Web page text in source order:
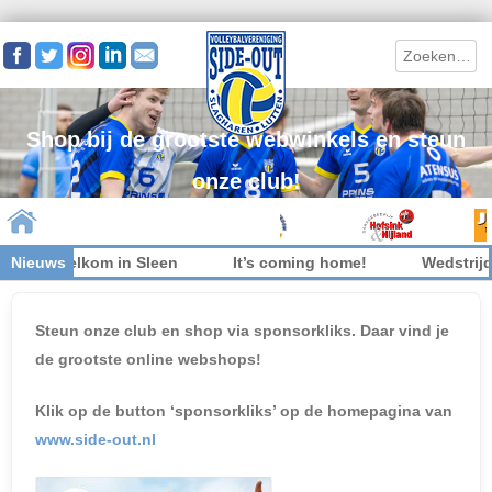
Search
Shop bij de grootste webwinkels en steun
onze club!
Nieuws
niet welkom in Sleen It’s coming home!
Steun onze club en shop via sponsorkliks. Daar vind je
de grootste online webshops!
Klik op de button ‘sponsorkliks’ op de homepagina van
www.side-out.nl